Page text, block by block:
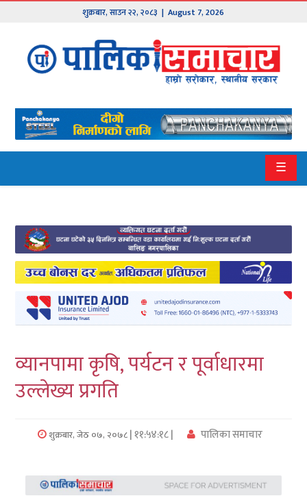
शुक्रबार,साउन२२,२०८३ | August 7, 2026
मुख्य
समाचार
हाम्रो
पालिका
१
२
बागमती
गण्डकी
कर्णाली
सुदुरपश्चिम
प्रदेश/
समाचार
☰
व्यानपामा कृषि, पर्यटन र पूर्वाधारमा
उल्लेख्य प्रगति
शुक्रबार, जेठ ०७, २०७८| ११:५४:१८ | पालिका समाचार